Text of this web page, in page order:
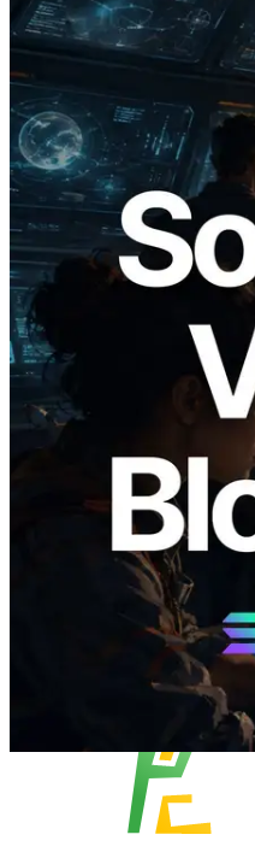
2026.05.24
Validators
Analyzer — Trực
block và validator
slot
Đọc bài viết này